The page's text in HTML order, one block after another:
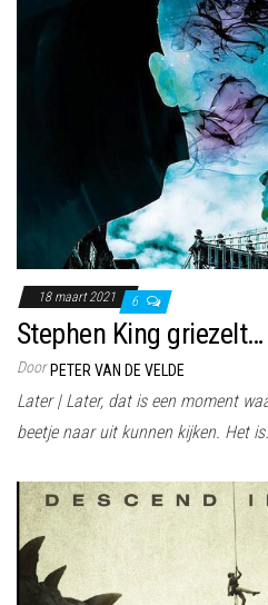
18 maart 2021 6
Stephen King
Door PETER VAN DE VELDE
Later | Later, dat is een moment
beetje naar uit kunnen kijken. Het